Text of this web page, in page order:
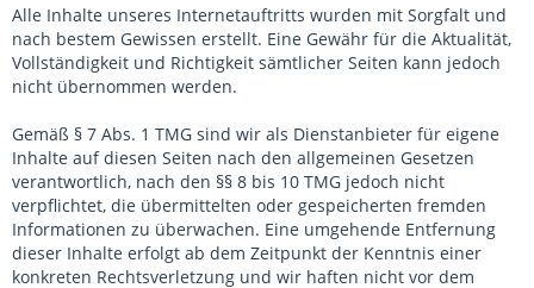
Alle Inhalte unseres Internetauftritts wurden mit Sorgfalt und
nach bestem Gewissen erstellt. Eine Gewähr für die Aktualität,
Vollständigkeit und Richtigkeit sämtlicher Seiten kann jedoch
nicht übernommen werden.
Gemäß § 7 Abs. 1 TMG sind wir als Dienstanbieter für eigene
Inhalte auf diesen Seiten nach den allgemeinen Gesetzen
verantwortlich, nach den §§ 8 bis 10 TMG jedoch nicht
verpflichtet, die übermittelten oder gespeicherten fremden
Informationen zu überwachen. Eine umgehende Entfernung
dieser Inhalte erfolgt ab dem Zeitpunkt der Kenntnis einer
konkreten Rechtsverletzung und wir haften nicht vor dem